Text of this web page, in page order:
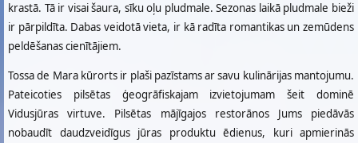
krastā. Tā ir visai šaura, sīku oļu pludmale. Sezonas laikā pludmale bieži
ir pārpildīta. Dabas veidotā vieta, ir kā radīta romantikas un zemūdens
peldēšanas cienītājiem.
Tossa de Mara kūrorts ir plaši pazīstams ar savu kulinārijas mantojumu.
Pateicoties pilsētas ģeogrāfiskajam izvietojumam šeit dominē
Vidusjūras virtuve. Pilsētas mājīgajos restorānos Jums piedāvās
nobaudīt daudzveidīgus jūras produktu ēdienus, kuri apmierinās